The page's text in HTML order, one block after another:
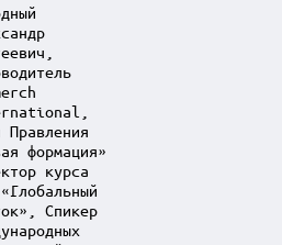
Правления
формация»
курса
Спикер